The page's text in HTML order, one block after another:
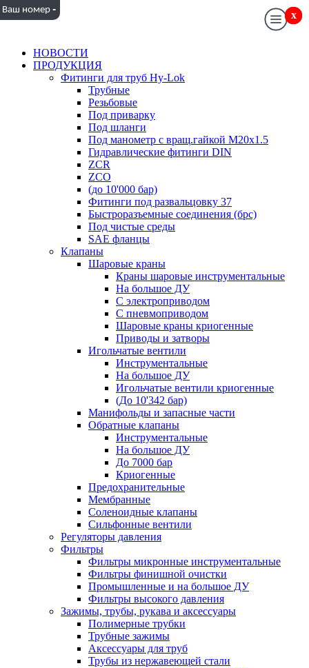
НОВОСТИ
ПРОДУКЦИЯ
Фитинги для труб Hy-Lok
Трубные
Резьбовые
Под приварку
Под шланги
Под манометр с вращ.гайкой M20x1.5
Гидравлические фитинги DIN
ZCR
ZCO
(до 10'000 бар)
Фитинги под развальцовку 37
Быстроразъемные соединения (брс)
Под чистые среды
SAE фланцы
Клапаны
Шаровые краны
Краны шаровые инструментальные
На большое ДУ
С электроприводом
С пневмоприводом
Шаровые краны криогенные
Приводы и затворы
Игольчатые вентили
Инструментальные
На большое ДУ
Игольчатые вентили криогенные
(До 10'342 бар)
Манифольды и запасные части
Обратные клапаны
Инструментальные
На большое ДУ
До 7000 бар
Криогенные
Предохранительные
Мембранные
Соленоидные клапаны
Сильфонные вентили
Регуляторы давления
Фильтры
Фильтры микронные инструментальные
Фильтры финишной очистки
Промышленные и на большое ДУ
Фильтры высокого давления
Зажимы, трубы, рукава и аксессуары
Полимерные трубки
Трубные зажимы
Аксессуары для труб
Трубы из нержавеющей стали
x
Ваш номер - x